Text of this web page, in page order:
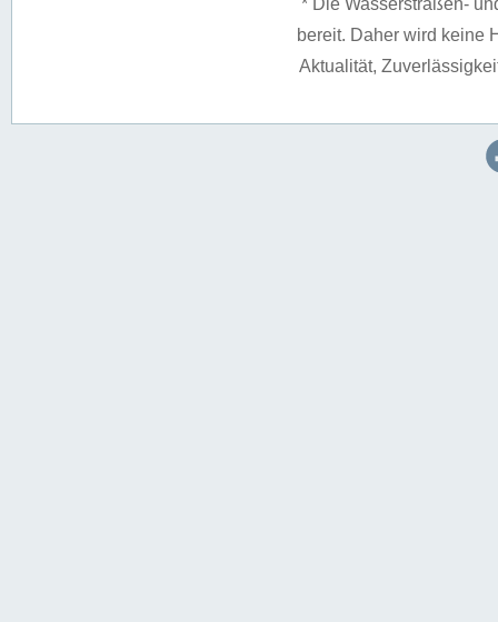
bereit. Daher wird keine
Aktualität,